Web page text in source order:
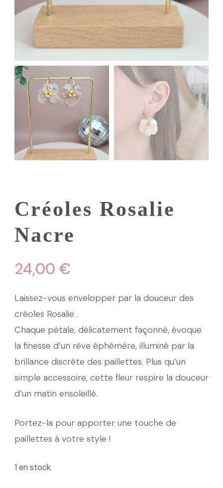
Créoles Rosalie
Nacre
24,00 €
Laissez-vous envelopper par la douceur des
créoles Rosalie .
Chaque pétale, délicatement façonné, évoque
la finesse d’un rêve éphémère, illuminé par la
brillance discrète des paillettes. Plus qu’un
simple accessoire, cette fleur respire la douceur
d’un matin ensoleillé.
Portez-la pour apporter une touche de
paillettes à votre style !
1 en stock